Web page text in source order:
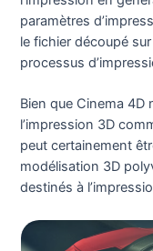
paramètres
le fichier découpé
processus
Bien que Cinema 4D
l’impression 3D
peut certainement
modélisation 3D
destinés à